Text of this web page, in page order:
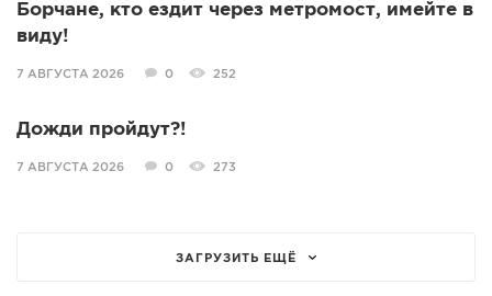
Борчане, кто ездит через метромост, имейте в
виду!
7 АВГУСТА 2026 0 252
Дожди пройдут?!
7 АВГУСТА 2026 0 273
ЗАГРУЗИТЬ ЕЩЁ